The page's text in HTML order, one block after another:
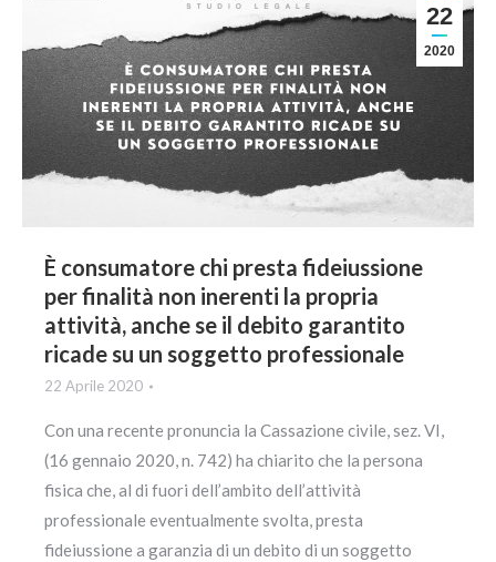
22
2020
È consumatore chi presta fideiussione
per finalità non inerenti la propria
attività, anche se il debito garantito
ricade su un soggetto professionale
22 Aprile 2020
Con una recente pronuncia la Cassazione civile, sez. VI,
(16 gennaio 2020, n. 742) ha chiarito che la persona
fisica che, al di fuori dell’ambito dell’attività
professionale eventualmente svolta, presta
fideiussione a garanzia di un debito di un soggetto